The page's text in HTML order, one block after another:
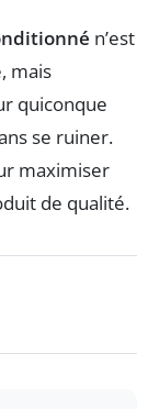
n’est
mais
quiconque
se ruiner.
maximiser
de qualité.